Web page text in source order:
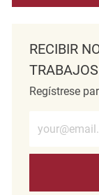
RECIBIR
Regístrese